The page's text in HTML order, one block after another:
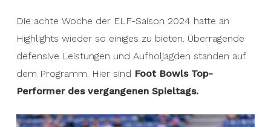
Die achte Woche der ELF-Saison 2024 hatte an
Highlights wieder so einiges zu bieten. Überragende
defensive Leistungen und Aufholjagden standen auf
dem Programm. Hier sind Foot Bowls Top-
Performer des vergangenen Spieltags.